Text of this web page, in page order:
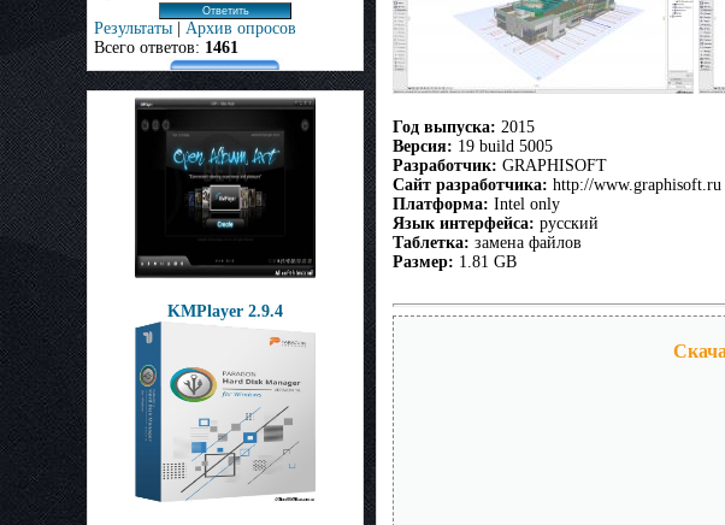
Результаты | Архив опросов
Всего ответов: 1461
KMPlayer 2.9.4
Год выпуска: 2015
Версия: 19 build 5005
Разработчик: GRAPHISOFT
Сайт разработчика: http://www.graphisoft.ru
Платформа: Intel only
Язык интерфейса: русский
Таблетка: замена файлов
Размер: 1.81 GB